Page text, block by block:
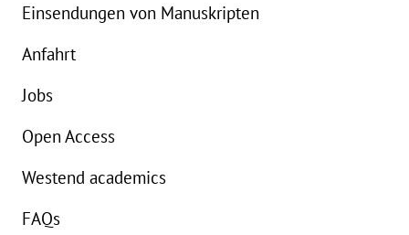
Einsendungen von Manuskripten
Anfahrt
Jobs
Open Access
Westend academics
FAQs